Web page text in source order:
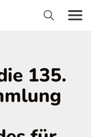
135.